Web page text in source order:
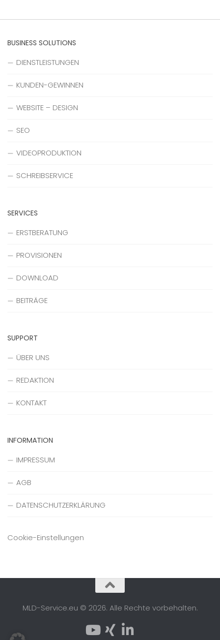
BUSINESS SOLUTIONS
DIENSTLEISTUNGEN
KUNDEN-GEWINNEN
WEBSITE – DESIGN
SEO
VIDEOPRODUKTION
SCHREIBSERVICE
SERVICES
ERSTBERATUNG
PROVISIONEN
DOWNLOAD
BEITRÄGE
SUPPORT
ÜBER UNS
REDAKTION
KONTAKT
INFORMATION
IMPRESSUM
AGB
DATENSCHUTZERKLÄRUNG
Cookie-Einstellungen
MLD-Service.eu © 2026. Alle Rechte vorbehalten.